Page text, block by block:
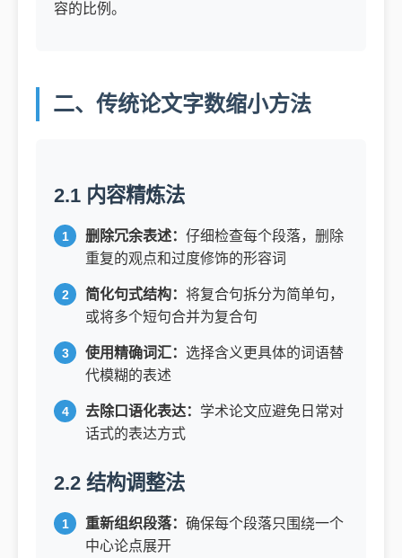
容的比例。
二、传统论文字数缩小方法
2.1 内容精炼法
删除冗余表述： 仔细检查每个段落，删除
重复的观点和过度修饰的形容词
简化句式结构： 将复合句拆分为简单句，
或将多个短句合并为复合句
使用精确词汇： 选择含义更具体的词语替
代模糊的表述
去除口语化表达： 学术论文应避免日常对
话式的表达方式
2.2 结构调整法
重新组织段落： 确保每个段落只围绕一个
中心论点展开